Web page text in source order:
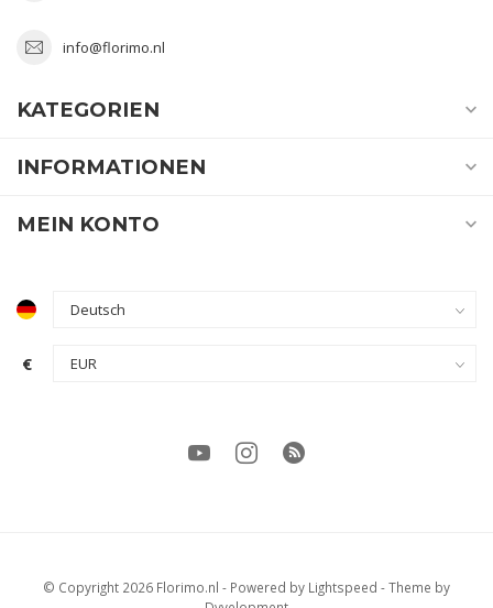
info@florimo.nl
KATEGORIEN
INFORMATIONEN
MEIN KONTO
€
© Copyright 2026 Florimo.nl - Powered by Lightspeed - Theme by